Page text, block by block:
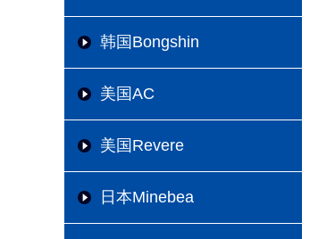
韩国Bongshin
美国AC
美国Revere
日本Minebea